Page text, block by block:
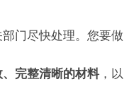
门尽快处理。您要做
完整清晰的材料，以